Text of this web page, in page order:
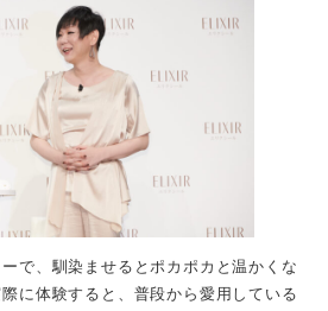
で、馴染ませるとポカポカと温かくな
に体験すると、普段から愛用している